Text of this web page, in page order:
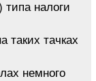
типа налоги
таких тачках
немного